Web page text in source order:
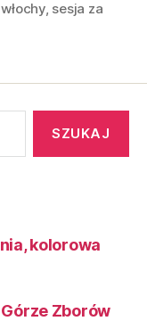
, sesja za
kolorowa
Zborów